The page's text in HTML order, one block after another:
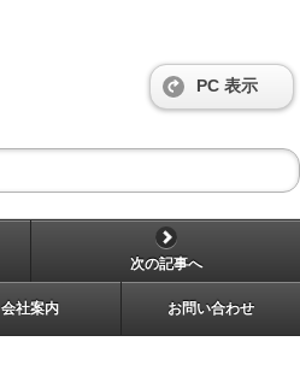
PC 表示
次の記事へ
会社案内 お問い合わせ